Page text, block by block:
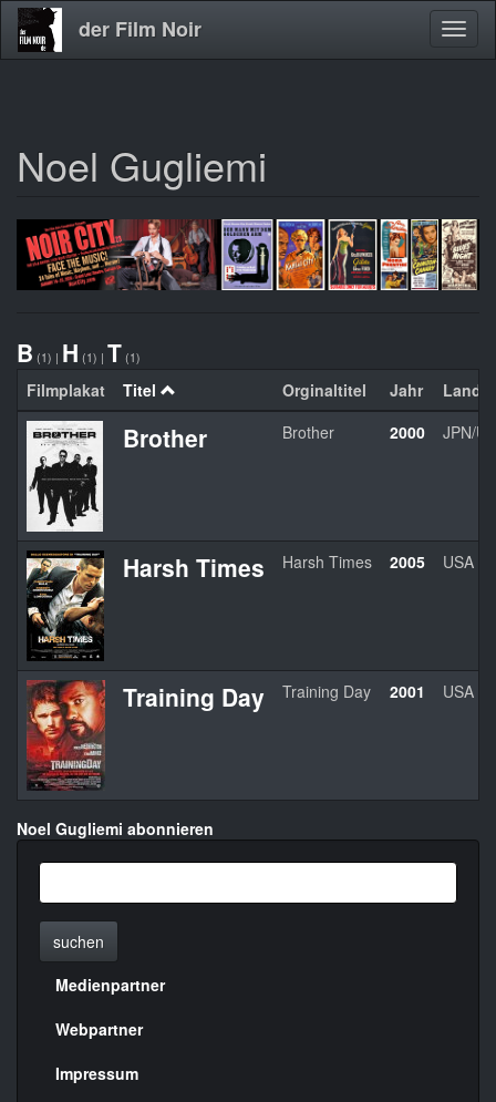
Direkt
zum
der Film Noir
Noel Gugliemi
B (1) | H (1) | T (1)
Filmplakat Titel Orginaltitel Jahr Land
Brother Brother 2000 JPN/
Harsh Times Harsh Times 2005 USA
Training Day Training Day 2001 USA
Noel Gugliemi abonnieren
suchen
Menülinks
rechte
Seite
Medienpartner
Webpartner
Impressum